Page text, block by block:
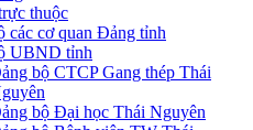
thuộc
các cơ quan Đảng tỉnh
UBND tỉnh
bộ CTCP Gang thép Thái
bộ Đại học Thái Nguyên